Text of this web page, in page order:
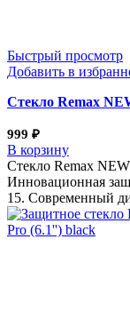
Быстрый просмотр
Добавить в
Стекло Remax
999 ₽
В корзину
Стекло Remax
Инновационная
15. Современный